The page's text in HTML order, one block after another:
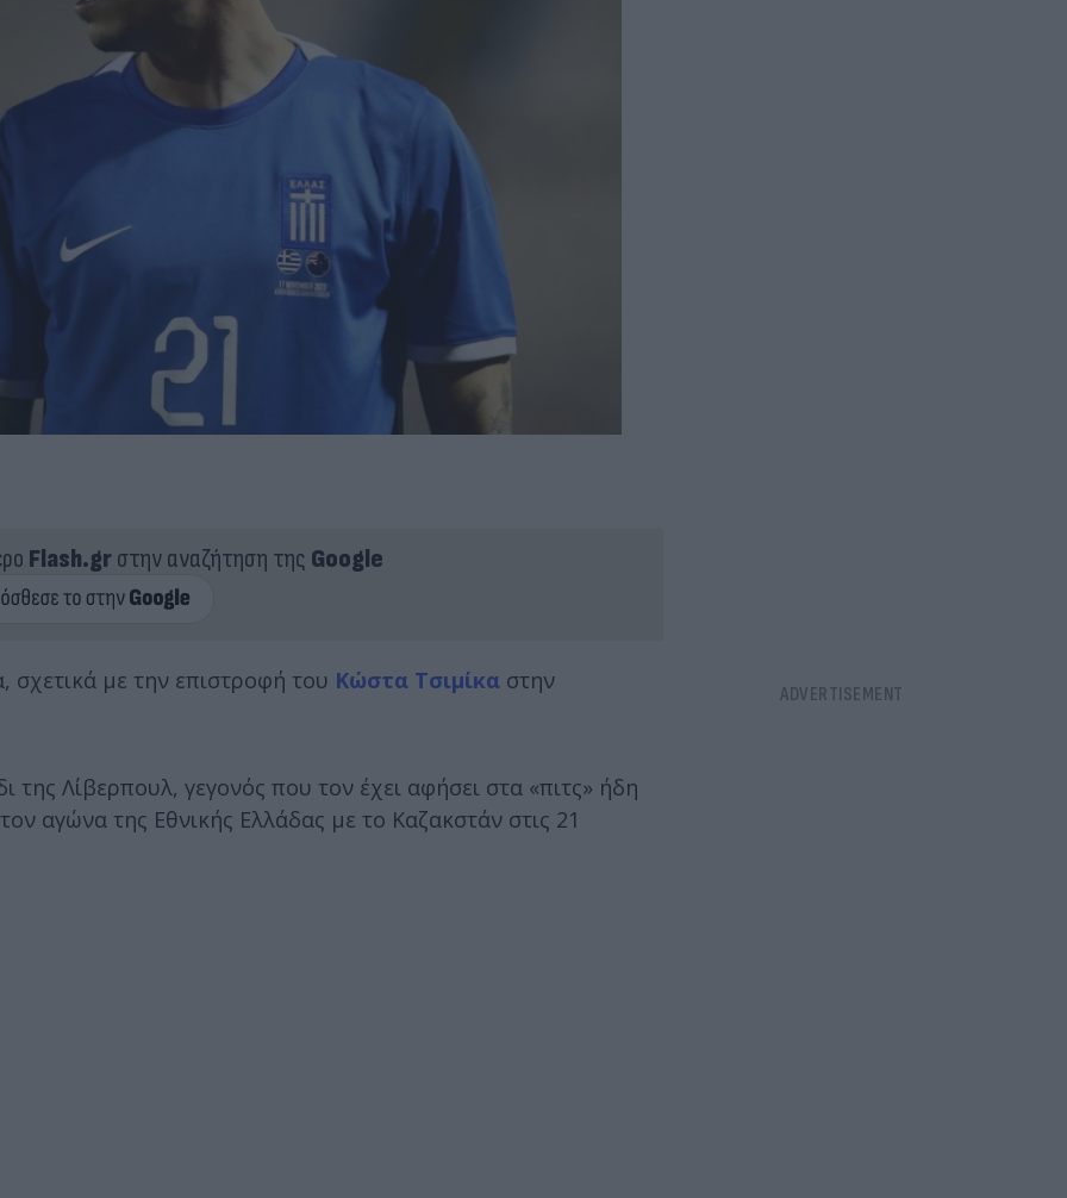
Flash.grστην αναζήτηση της Google
σχετικά με την επιστροφή του Κώστα Τσιμίκα στην
Λίβερπουλ, γεγονός που τον έχει αφήσει στα «πιτς» ήδη
αγώνα της Εθνικής Ελλάδας με το Καζακστάν στις 21